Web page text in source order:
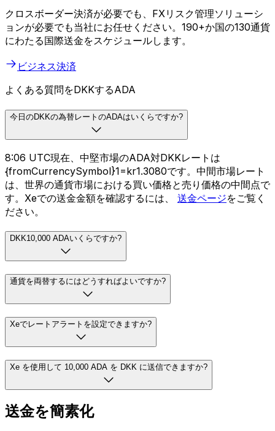
クロスボーダー決済が必要でも、FXリスク管理ソリューシ
ョンが必要でも当社にお任せください。190+か国の130通貨
にわたる国際送金をスケジュールします。
ビジネス決済
よくある質問をDKKするADA
今日のDKKの為替レートのADAはいくらですか?
8:06 UTC現在、中堅市場のADA対DKKレートは
{fromCurrencySymbol}1=kr1.3080です。中間市場レート
は、世界の通貨市場における買い価格と売り価格の中間点で
す。Xeでの送金金額を確認するには、 送金ページをご覧く
ださい。
DKK10,000 ADAいくらですか?
通貨を両替するにはどうすればよいですか?
Xeでレートアラートを設定できますか?
Xe を使用して 10,000 ADA を DKK に送信できますか?
送金を簡素化